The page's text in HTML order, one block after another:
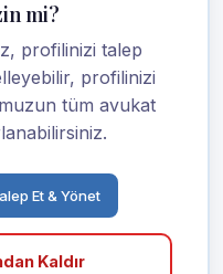
mi?
profilinizi talep
profilinizi
tüm avukat
Et & Yönet
Kaldır